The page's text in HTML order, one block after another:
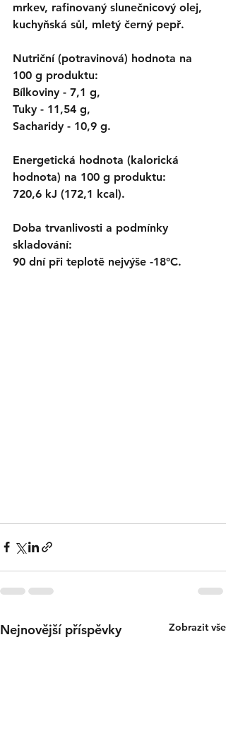
mrkev, rafinovaný slunečnicový olej,
kuchyňská sůl, mletý černý pepř.
Nutriční (potravinová) hodnota na
100 g produktu:
Bílkoviny - 7,1 g,
Tuky - 11,54 g,
Sacharidy - 10,9 g.
Energetická hodnota (kalorická
hodnota) na 100 g produktu:
720,6 kJ (172,1 kcal).
Doba trvanlivosti a podmínky
skladování:
90 dní při teplotě nejvýše -18°C.
Nejnovější příspěvky Zobrazit vše